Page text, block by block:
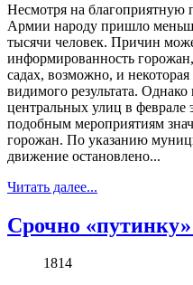
Несмотря на благоприятную
Армии народу пришло
тысячи человек. Причин
информированность
садах, возможно, и
видимого результата.
центральных улиц в феврале
подобным мероприятиям
горожан. По указанию
движение остановлено...
Читать далее...
Срочно «путинку»
1814